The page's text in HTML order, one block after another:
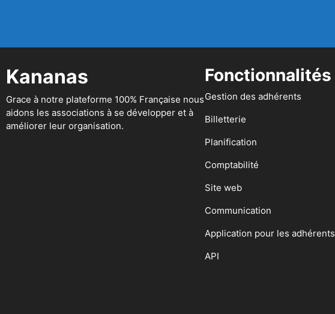
Kananas
Grace à notre plateforme 100% Française nous
aidons les associations à se développer et à
améliorer leur organisation.
Fonctionnalités
Gestion des adhérents
Billetterie
Planification
Comptabilité
Site web
Communication
Application pour les adhérents
API